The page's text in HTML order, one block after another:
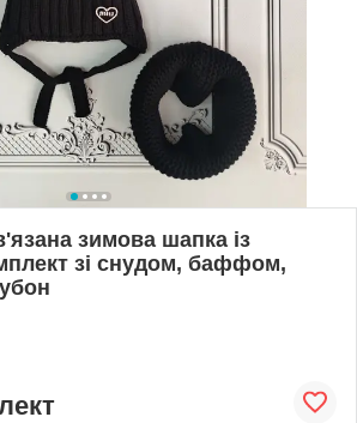
зимова шапка із
зі снудом, баффом,